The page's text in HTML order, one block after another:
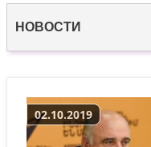
НОВОСТИ
02.10.2019